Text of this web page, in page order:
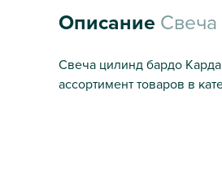
Описание
Свеча цилинд бардо
ассортимент товаров в